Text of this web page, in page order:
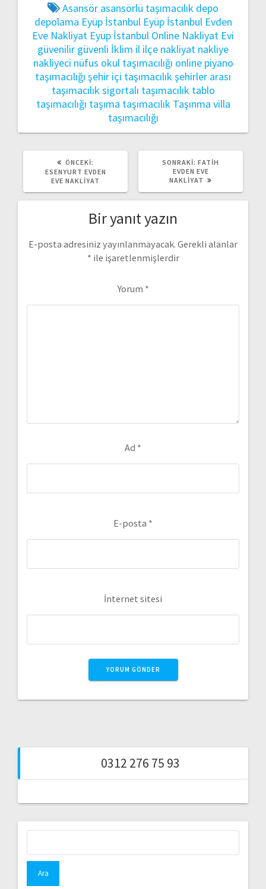
Asansör asansörlü taşımacılık depo
depolama Eyüp İstanbul Eyüp İstanbul Evden
Eve Nakliyat Eyüp İstanbul Online Nakliyat Evi
güvenilir güvenli İklim il ilçe nakliyat nakliye
nakliyeci nüfus okul taşımacılığı online piyano
taşımacılığı şehir içi taşımacılıkşehirler arası
taşımacılıksigortalı taşımacılık tablo
taşımacılığı taşıma taşımacılık Taşınma villa
taşımacılığı
ÖNCEKI:
YAZI:
ESENYURT EVDEN
EVE NAKLIYAT
SONRAKI: SONRAKI
YAZI:
FATIH
EVDEN EVE
NAKLIYAT
Bir yanıt yazın
E-posta adresiniz yayınlanmayacak. Gerekli alanlar
* ile işaretlenmişlerdir
Yorum *
Ad *
E-posta *
İnternet sitesi
0312 276 75 93